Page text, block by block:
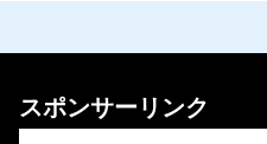
スポンサーリンク